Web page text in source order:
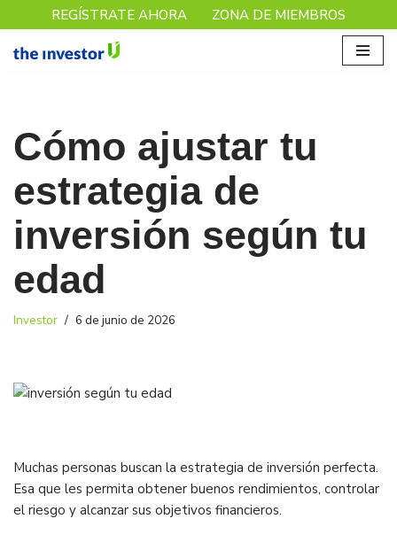
Saltar
REGÍSTRATE AHORA ZONA DE MIEMBROS
Cómo ajustar tu
estrategia de
inversión según tu
edad
Investor 6 de junio de 2026
Muchas personas buscan la estrategia de inversión perfecta.
Esa que les permita obtener buenos rendimientos, controlar
el riesgo y alcanzar sus objetivos financieros.